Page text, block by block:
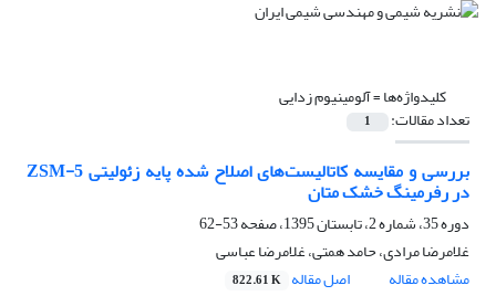
کلیدواژه‌ها =آلومینیوم زدایی
تعداد مقالات: 1
بررسی و مقایسه کاتالیست‌های اصلاح شده پایه زئولیتی ZSM-5
در رفرمینگ خشک متان
دوره 35، شماره 2، تابستان 1395، صفحه
53-62
غلامرضا مرادی، حامد همتی، غلامرضا عباسی
مشاهده مقاله
اصل مقاله 822.61 K